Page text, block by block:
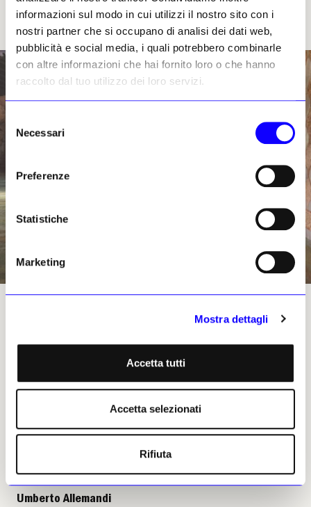
informazioni sul modo in cui utilizzi il nostro sito con i
nostri partner che si occupano di analisi dei dati web,
pubblicità e social media, i quali potrebbero combinarle
con altre informazioni che hai fornito loro o che hanno
raccolto dal tuo utilizzo dei loro servizi.
delNecessari
Preferenze
Statistiche
Marketing
Mostra dettagli
Accetta tutti
Accetta selezionati
Rifiuta
Leggi lo speciale: SOS VENEZIA
riservata
Umberto Allemandi